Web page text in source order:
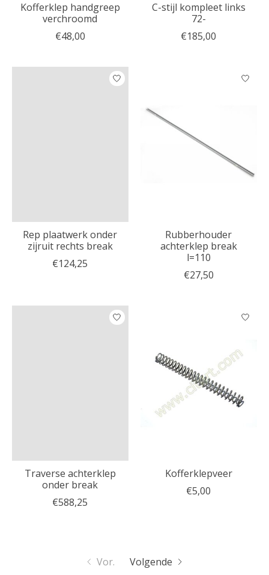
Kofferklep handgreep
verchroomd
€48,00
C-stijl kompleet links
72-
€185,00
Rep plaatwerk onder
zijruit rechts break
€124,25
Rubberhouder
achterklep break
l=110
€27,50
Traverse achterklep
onder break
€588,25
Kofferklepveer
€5,00
Vor. Volgende